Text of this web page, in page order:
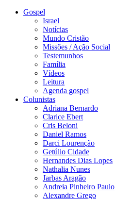
Gospel
Israel
Notícias
Mundo Cristão
Missões / Ação Social
Testemunhos
Família
Vídeos
Leitura
Agenda gospel
Colunistas
Adriana Bernardo
Clarice Ebert
Cris Beloni
Daniel Ramos
Darci Lourenção
Getúlio Cidade
Hernandes Dias Lopes
Nathalia Nunes
Jarbas Aragão
Andreia Pinheiro Paulo
Alexandre Grego